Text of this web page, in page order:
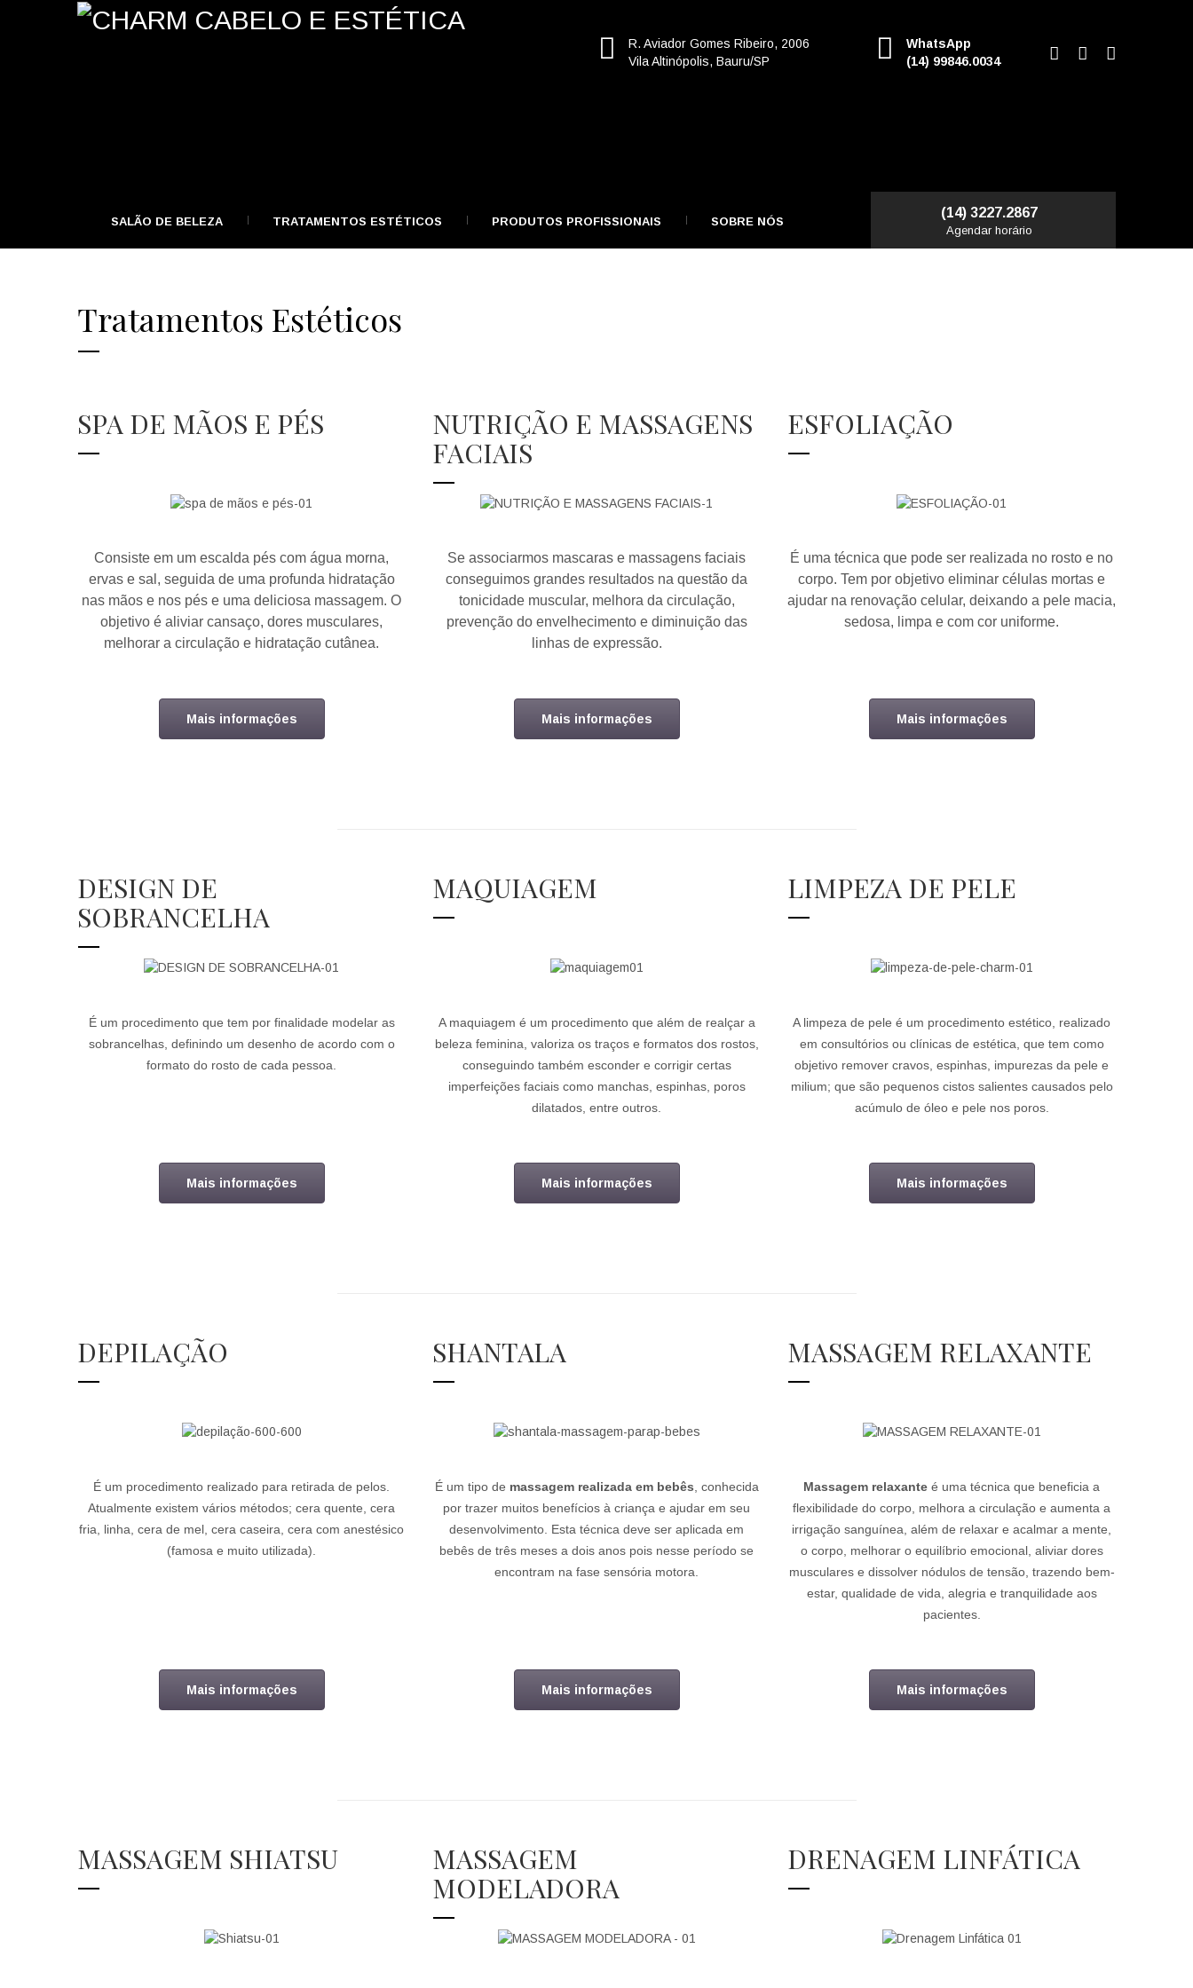
WhatsApp
(14) 99846.0034
R. Aviador Gomes Ribeiro, 2006
Vila Altinópolis, Bauru/SP
SALÃO DE BELEZA TRATAMENTOS ESTÉTICOS PRODUTOS PROFISSIONAIS SOBRE NÓS
(14) 3227.2867
Agendar horário
Tratamentos Estéticos
SPA DE MÃOS E PÉS
Consiste em um escalda pés com água morna,
ervas e sal, seguida de uma profunda hidratação
nas mãos e nos pés e uma deliciosa massagem. O
objetivo é aliviar cansaço, dores musculares,
melhorar a circulação e hidratação cutânea.
NUTRIÇÃO E MASSAGENS
FACIAIS
Se associarmos mascaras e massagens faciais
conseguimos grandes resultados na questão da
tonicidade muscular, melhora da circulação,
prevenção do envelhecimento e diminuição das
linhas de expressão.
ESFOLIAÇÃO
É uma técnica que pode ser realizada no rosto e no
corpo. Tem por objetivo eliminar células mortas e
ajudar na renovação celular, deixando a pele macia,
sedosa, limpa e com cor uniforme.
Mais informações Mais informações Mais informações
DESIGN DE
SOBRANCELHA
É um procedimento que tem por finalidade modelar as
sobrancelhas, definindo um desenho de acordo com o
formato do rosto de cada pessoa.
MAQUIAGEM
A maquiagem é um procedimento que além de realçar a
beleza feminina, valoriza os traços e formatos dos rostos,
conseguindo também esconder e corrigir certas
imperfeições faciais como manchas, espinhas, poros
dilatados, entre outros.
LIMPEZA DE PELE
A limpeza de pele é um procedimento estético, realizado
em consultórios ou clínicas de estética, que tem como
objetivo remover cravos, espinhas, impurezas da pele e
milium; que são pequenos cistos salientes causados pelo
acúmulo de óleo e pele nos poros.
Mais informações Mais informações Mais informações
DEPILAÇÃO
É um procedimento realizado para retirada de pelos.
Atualmente existem vários métodos; cera quente, cera
fria, linha, cera de mel, cera caseira, cera com anestésico
(famosa e muito utilizada).
SHANTALA
É um tipo de massagem realizada em bebês , conhecida
por trazer muitos benefícios à criança e ajudar em seu
desenvolvimento. Esta técnica deve ser aplicada em
bebês de três meses a dois anos pois nesse período se
encontram na fase sensória motora.
MASSAGEM RELAXANTE
Massagem relaxante é uma técnica que beneficia a
flexibilidade do corpo, melhora a circulação e aumenta a
irrigação sanguínea, além de relaxar e acalmar a mente,
o corpo, melhorar o equilíbrio emocional, aliviar dores
musculares e dissolver nódulos de tensão, trazendo bem-
estar, qualidade de vida, alegria e tranquilidade aos
pacientes.
Mais informações Mais informações Mais informações
MASSAGEM SHIATSU
MASSAGEM
MODELADORA
DRENAGEM LINFÁTICA